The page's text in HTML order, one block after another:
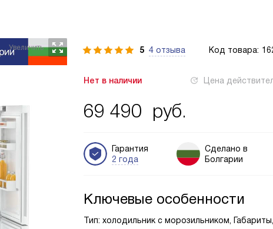
5 4 отзыва Код товара:
Нет в наличии Цена
69 490 руб.
Гарантия
2 года
Сделано в
Болгарии
Ключевые особенности
Тип: холодильник с морозильником,